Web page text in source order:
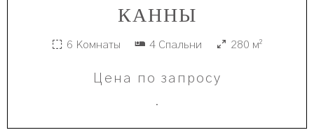
КАННЫ
6 Комнаты 4 Спальни 280 м²
Цена по запросу
·